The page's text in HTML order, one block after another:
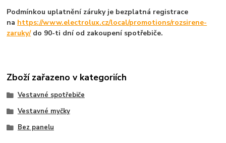
Podmínkou uplatnění záruky je bezplatná registrace
na https://www.electrolux.cz/local/promotions/rozsirene-
zaruky/do 90-ti dní od zakoupení spotřebiče.
Zboží zařazeno v kategoriích
Vestavné spotřebiče
Vestavné myčky
Bez panelu